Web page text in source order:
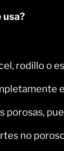
usa?
rodillo o
porosas,
no